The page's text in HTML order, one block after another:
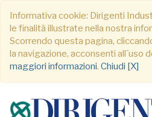
Informativa cookie: Dirigenti
le finalità illustrate nella nostra
Scorrendo questa pagina,
la navigazione, acconsenti all´uso
maggiori informazioni. Chiudi [X]